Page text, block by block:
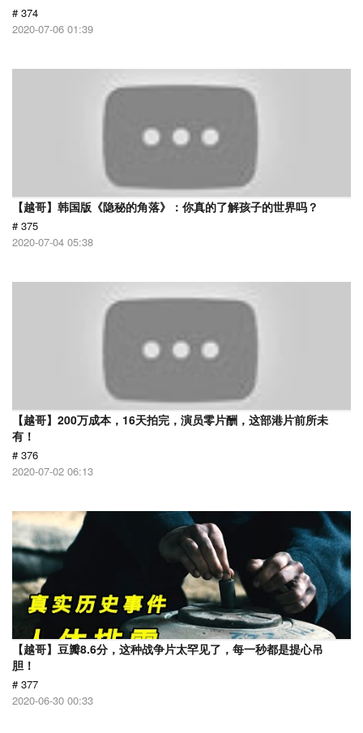
# 374
2020-07-06 01:39
【越哥】韩国版《隐秘的角落》：你真的了解孩子的世界吗？
# 375
2020-07-04 05:38
【越哥】200万成本，16天拍完，演员零片酬，这部港片前所未
有！
# 376
2020-07-02 06:13
【越哥】豆瓣8.6分，这种战争片太罕见了，每一秒都是提心吊
胆！
# 377
2020-06-30 00:33